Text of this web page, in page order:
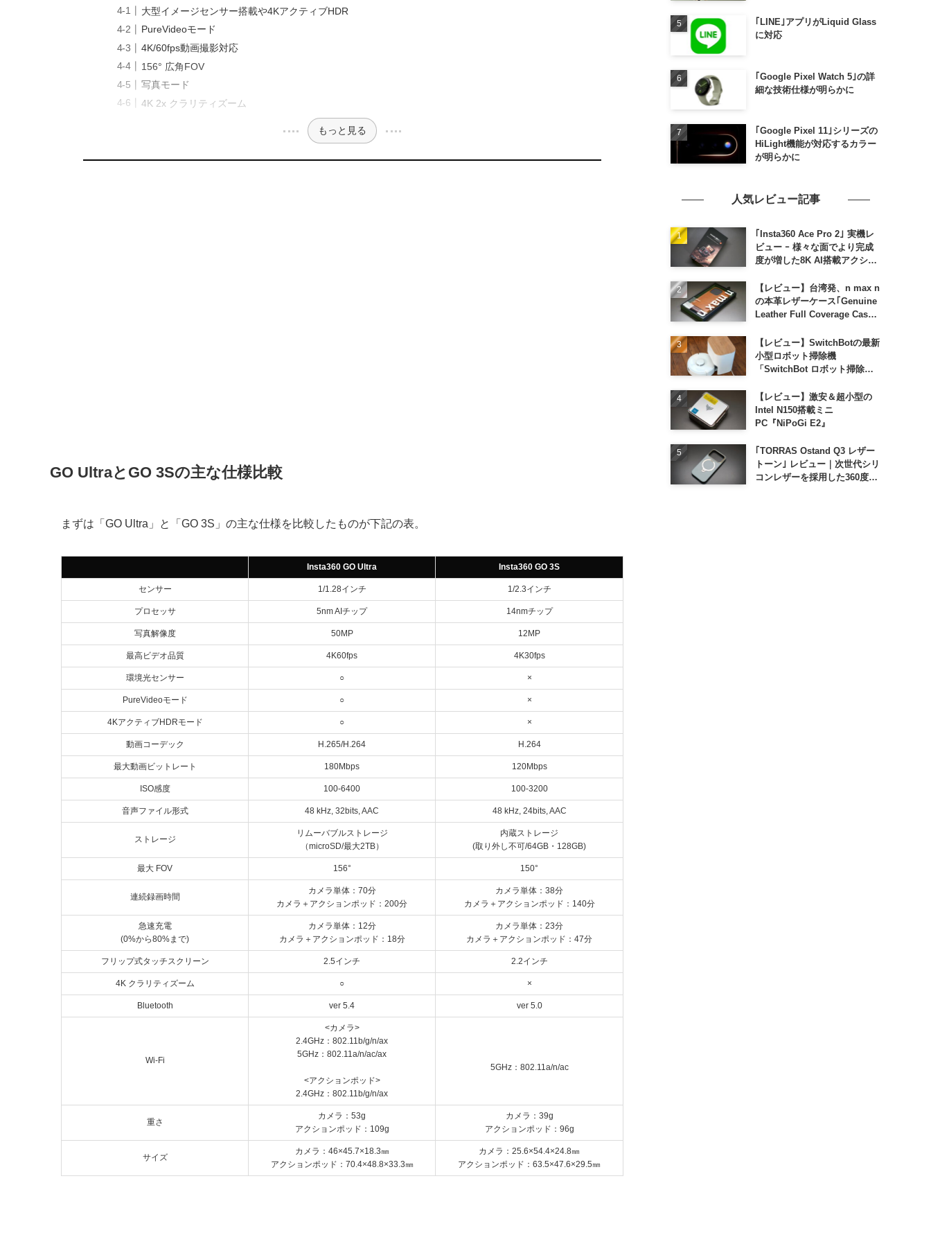
大型イメージセンサー搭載や4KアクティブHDR
PureVideoモード
4K/60fps動画撮影対応
156° 広角FOV
写真モード
4K 2x クラリティズーム
もっと見る
GO UltraとGO 3Sの主な仕様比較
まずは「GO Ultra」と「GO 3S」の主な仕様を比較したものが下記の表。
Insta360 GO Ultra Insta360 GO 3S
センサー 1/1.28インチ 1/2.3インチ
プロセッサ 5nm AIチップ 14nmチップ
写真解像度 50MP 12MP
最高ビデオ品質 4K60fps 4K30fps
環境光センサー ○ ×
PureVideoモード ○ ×
4KアクティブHDRモード ○ ×
動画コーデック H.265/H.264 H.264
最大動画ビットレート 180Mbps 120Mbps
ISO感度 100-6400 100-3200
音声ファイル形式 48 kHz, 32bits, AAC 48 kHz, 24bits, AAC
ストレージ
リムーバブルストレージ
（microSD/最大2TB）
内蔵ストレージ
(取り外し不可/64GB・128GB)
最大 FOV 156° 150°
連続録画時間
カメラ単体：70分
カメラ＋アクションポッド：200分
カメラ単体：38分
カメラ＋アクションポッド：140分
急速充電
(0%から80%まで)
カメラ単体：12分
カメラ＋アクションポッド：18分
カメラ単体：23分
カメラ＋アクションポッド：47分
フリップ式タッチスクリーン 2.5インチ 2.2インチ
4K クラリティズーム ○ ×
Bluetooth ver 5.4 ver 5.0
Wi-Fi
<カメラ>
2.4GHz：802.11b/g/n/ax
5GHz：802.11a/n/ac/ax
<アクションポッド>
2.4GHz：802.11b/g/n/ax
5GHz：802.11a/n/ac
重さ
カメラ：53g
アクションポッド：109g
カメラ：39g
アクションポッド：96g
サイズ
カメラ：46×45.7×18.3㎜
アクションポッド：70.4×48.8×33.3㎜
カメラ：25.6×54.4×24.8㎜
アクションポッド：63.5×47.6×29.5㎜
｢LINE｣アプリがLiquid Glass
に対応
｢Google Pixel Watch 5｣の詳
細な技術仕様が明らかに
｢Google Pixel 11｣シリーズの
HiLight機能が対応するカラー
が明らかに
人気レビュー記事
｢Insta360 Ace Pro 2｣ 実機レ
ビュー ｰ 様々な面でより完成
度が増した8K AI搭載アクショ
【レビュー】台湾発、n max n
の本革レザーケース｢Genuine
Leather Full Coverage Case
【レビュー】SwitchBotの最新
小型ロボット掃除機
「SwitchBot ロボット掃除機
【レビュー】激安＆超小型の
Intel N150搭載ミニ
PC『NiPoGi E2』
｢TORRAS Ostand Q3 レザー
トーン｣ レビュー｜次世代シリ
コンレザーを採用した360度回